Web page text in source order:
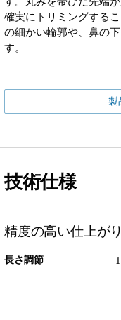
確実にトリミングする
の細かい輪郭や、鼻の
す。
製
技術仕様
精度の高い仕上がり
長さ調節